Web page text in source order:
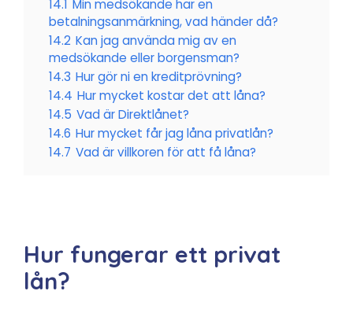
14.1 Min medsökande har en
betalningsanmärkning, vad händer då?
14.2 Kan jag använda mig av en
medsökande eller borgensman?
14.3 Hur gör ni en kreditprövning?
14.4 Hur mycket kostar det att låna?
14.5 Vad är Direktlånet?
14.6 Hur mycket får jag låna privatlån?
14.7 Vad är villkoren för att få låna?
Hur fungerar ett privat
lån?